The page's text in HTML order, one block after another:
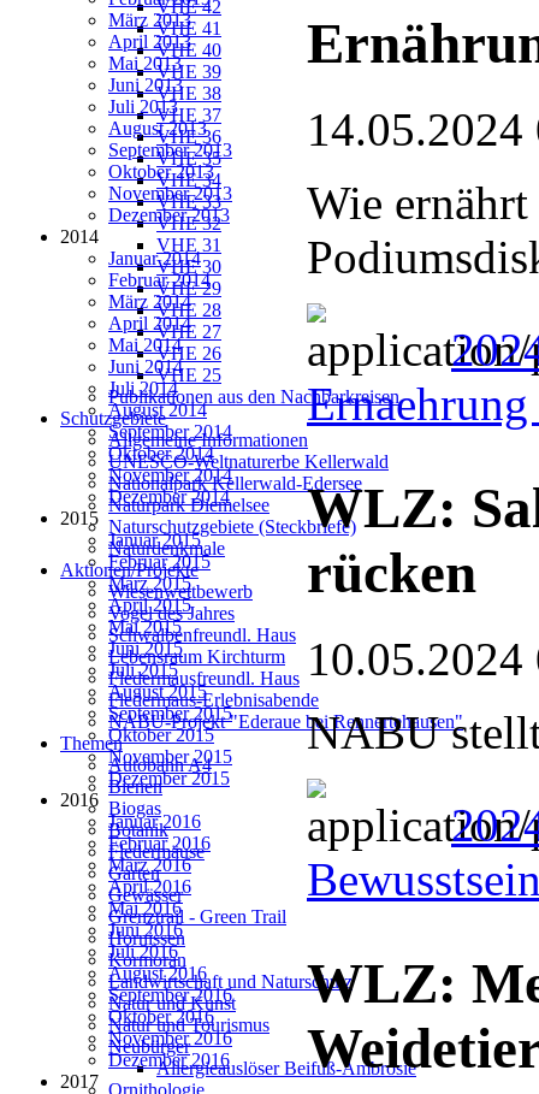
VHE 42
VHE 41
VHE 40
VHE 39
VHE 38
VHE 37
VHE 36
VHE 35
VHE 34
VHE 33
VHE 32
VHE 31
VHE 30
VHE 29
VHE 28
VHE 27
VHE 26
VHE 25
Publikationen aus den Nachbarkreisen
Schutzgebiete
Allgemeine Informationen
UNESCO-Weltnaturerbe Kellerwald
Nationalpark Kellerwald-Edersee
Naturpark Diemelsee
Naturschutzgebiete (Steckbriefe)
Naturdenkmale
Aktionen/Projekte
Wiesenwettbewerb
Vogel des Jahres
Schwalbenfreundl. Haus
Lebensraum Kirchturm
Fledermausfreundl. Haus
Fledermaus-Erlebnisabende
NABU-Projekt "Ederaue bei Rennertehausen"
Themen
Autobahn A4
Bienen
Biogas
Botanik
Fledermäuse
Garten
Gewässer
Grenztrail - Green Trail
Hornissen
Kormoran
Landwirtschaft und Naturschutz
Natur und Kunst
Natur und Tourismus
Neubürger
Allergieauslöser Beifuß-Ambrosie
Ornithologie
März 2013
April 2013
Mai 2013
Juni 2013
Juli 2013
August 2013
September 2013
Oktober 2013
November 2013
Dezember 2013
2014
Januar 2014
Februar 2014
März 2014
April 2014
Mai 2014
Juni 2014
Juli 2014
August 2014
September 2014
Oktober 2014
November 2014
Dezember 2014
2015
Januar 2015
Februar 2015
März 2015
April 2015
Mai 2015
Juni 2015
Juli 2015
August 2015
September 2015
Oktober 2015
November 2015
Dezember 2015
2016
Januar 2016
Februar 2016
März 2016
April 2016
Mai 2016
Juni 2016
Juli 2016
August 2016
September 2016
Oktober 2016
November 2016
Dezember 2016
2017
14.05.2024
Wie
WLZ:
rücken
10.05.2024
NABU
WLZ: